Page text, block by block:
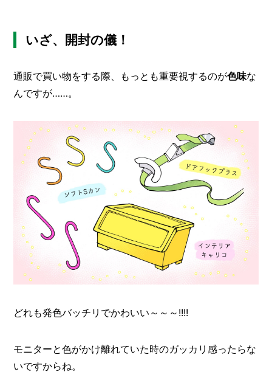
いざ、開封の儀！
通販で買い物をする際、もっとも重要視するのが色味な
んですが……。
どれも発色バッチリでかわいい～～～!!!!
モニターと色がかけ離れていた時のガッカリ感ったらな
いですからね。